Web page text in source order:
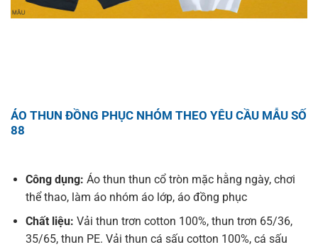
ÁO THUN ĐỒNG PHỤC NHÓM THEO YÊU CẦU MẪU SỐ
88
Công dụng: Áo thun thun cổ tròn mặc hằng ngày, chơi
thể thao, làm áo nhóm áo lớp, áo đồng phục
Chất liệu: Vải thun trơn cotton 100%, thun trơn 65/36,
35/65, thun PE. Vải thun cá sấu cotton 100%, cá sấu